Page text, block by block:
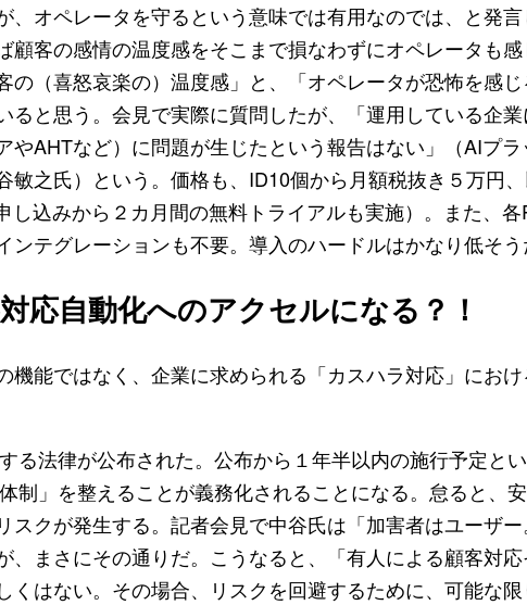
オペレータを守るという意味では有用なのでは、と発
客の感情の温度感をそこまで損なわずにオペレータも感
の（喜怒哀楽の）温度感」と、「オペレータが恐怖を感
ると思う。会見で実際に質問したが、「運用している企
AHTなど）に問題が生じたという報告はない」（AIプラ
之氏）という。価格も、ID10個から月額税抜き５万円
込みから２カ月間の無料トライアルも実施）。また、
テグレーションも不要。導入のハードルはかなり低そう
応自動化へのアクセルになる？！
機能ではなく、企業に求められる「カスハラ対応」にお
る法律が公布された。公布から１年半以内の施行予定と
制」を整えることが義務化されることになる。怠ると、
スクが発生する。記者会見で中谷氏は「加害者はユーザ
まさにその通りだ。こうなると、「有人による顧客対応
はない。その場合、リスクを回避するために、可能な限